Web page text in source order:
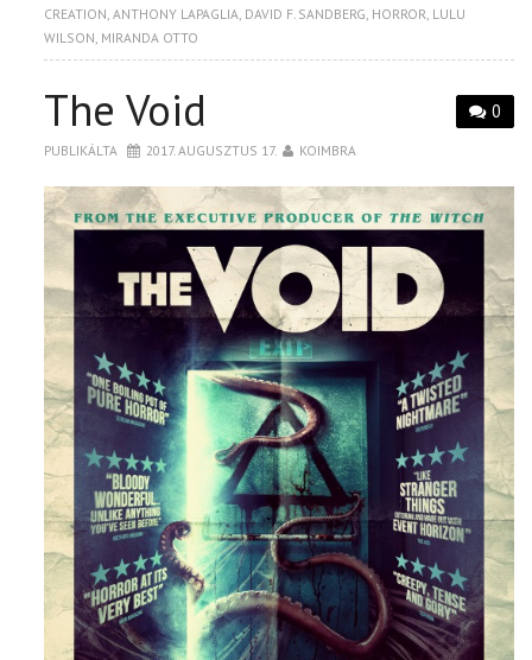
CREATION ,ANTHONY LAPAGLIA DAVID F. SANDBERG HORROR LULU
WILSON MIRANDA OTTO
0
The Void
PUBLIKÁLTA 2017. AUGUSZTUS 17. KOIMBRA